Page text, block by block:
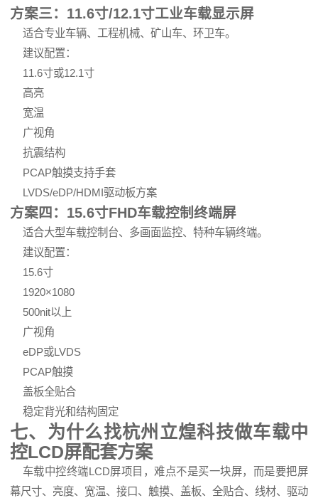
方案三：11.6寸/12.1寸工业车载显示屏
适合专业车辆、工程机械、矿山车、环卫车。
建议配置：
11.6寸或12.1寸
高亮
宽温
广视角
抗震结构
PCAP触摸支持手套
LVDS/eDP/HDMI驱动板方案
方案四：15.6寸FHD车载控制终端屏
适合大型车载控制台、多画面监控、特种车辆终端。
建议配置：
15.6寸
1920×1080
500nit以上
广视角
eDP或LVDS
PCAP触摸
盖板全贴合
稳定背光和结构固定
七、为什么找杭州立煌科技做车载中
控LCD屏配套方案
车载中控终端LCD屏项目，难点不是买一块屏，而是要把屏
幕尺寸、亮度、宽温、接口、触摸、盖板、全贴合、线材、驱动